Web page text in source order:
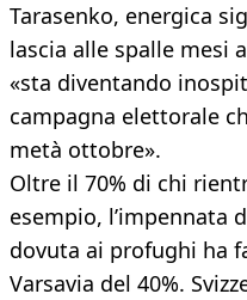
Tarasenko, energica
lascia alle spalle mesi
«sta diventando
campagna elettorale
metà ottobre».
Oltre il 70% di chi
esempio, l’impennata
dovuta ai profughi ha
Varsavia del 40%.